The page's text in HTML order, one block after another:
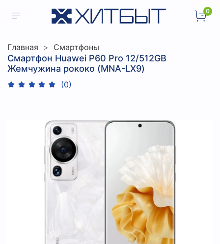
0
Главная Смартфоны
Смартфон Huawei P60 Pro 12/512GB
Жемчужина рококо (MNA-LX9)
(0)